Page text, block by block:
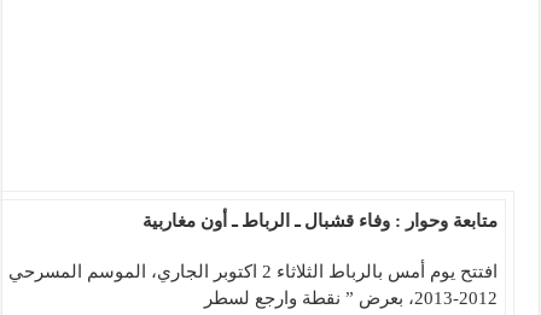
متابعة وحوار : وفاء قشبال ـ الرباط ـ أون مغاربية
افتتح يوم أمس بالرباط الثلاثاء 2 اكتوبر الجاري، الموسم المسرحي
2012-2013، بعرض ” نقطة وارجع لسطر